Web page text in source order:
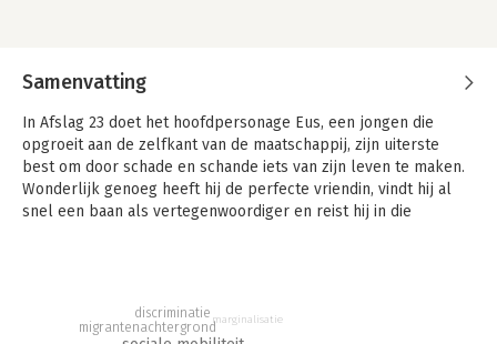
Samenvatting
In Afslag 23 doet het hoofdpersonage Eus, een jongen die
opgroeit aan de zelfkant van de maatschappij, zijn uiterste
best om door schade en schande iets van zijn leven te maken.
Wonderlijk genoeg heeft hij de perfecte vriendin, vindt hij al
snel een baan als vertegenwoordiger en reist hij in die
die hem worden voorgehouden, ziet hij iemand anders, met wie
hij zich moeilijk kan vereenzelvigen. Vooral in de buurt van zijn
migrantenachtergrond
discriminatie marginalisatie